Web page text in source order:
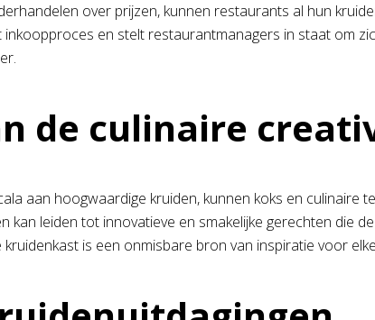
over prijzen, kunnen restaurants al hun
en stelt restaurantmanagers in staat om
de culinaire
aan hoogwaardige kruiden, kunnen koks en culinaire
kan leiden tot innovatieve en smakelijke gerechten die
is een onmisbare bron van inspiratie voor